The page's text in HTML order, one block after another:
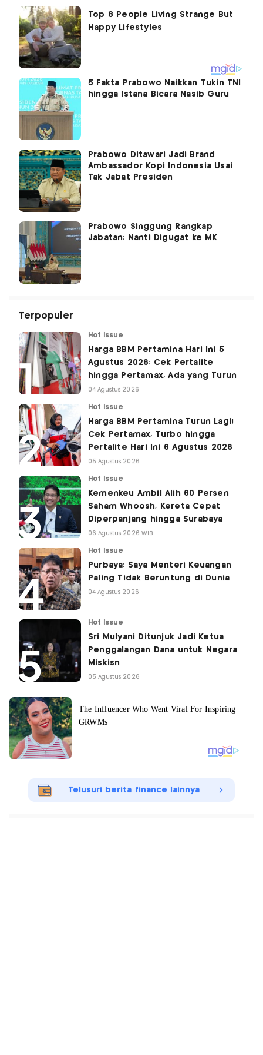
5 Fakta Prabowo Naikkan Tukin TNI
hingga Istana Bicara Nasib Guru
Prabowo Ditawari Jadi Brand
Ambassador Kopi Indonesia Usai
Tak Jabat Presiden
Prabowo Singgung Rangkap
Jabatan: Nanti Digugat ke MK
Terpopuler
Hot Issue
Harga BBM Pertamina Hari Ini 5
Agustus 2026: Cek Pertalite
hingga Pertamax, Ada yang Turun
04 Agustus 2026
Hot Issue
Harga BBM Pertamina Turun Lagi!
Cek Pertamax, Turbo hingga
Pertalite Hari Ini 6 Agustus 2026
05 Agustus 2026
Hot Issue
Kemenkeu Ambil Alih 60 Persen
Saham Whoosh, Kereta Cepat
Diperpanjang hingga Surabaya
06 Agustus 2026 WIB
Hot Issue
Purbaya: Saya Menteri Keuangan
Paling Tidak Beruntung di Dunia
04 Agustus 2026
Hot Issue
Sri Mulyani Ditunjuk Jadi Ketua
Penggalangan Dana untuk Negara
Miskisn
05 Agustus 2026
Telusuri berita finance lainnya